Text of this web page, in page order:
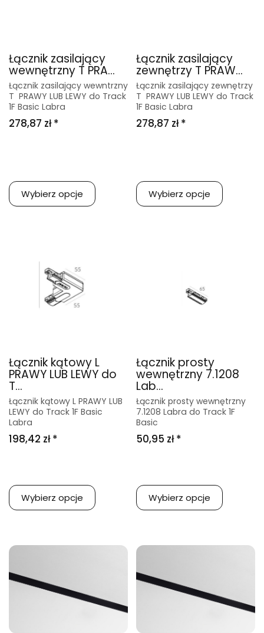
Łącznik zasilający
wewnętrzny T PRA...
Łącznik zasilający wewntrzny
T PRAWY LUB LEWY do Track
1F Basic Labra
278,87 zł *
Wybierz opcje
Łącznik zasilający
zewnętrzy T PRAW...
Łącznik zasilający zewnętrzy
T PRAWY LUB LEWY do Track
1F Basic Labra
278,87 zł *
Wybierz opcje
Łącznik kątowy L
PRAWY LUB LEWY do
T...
Łącznik kątowy L PRAWY LUB
LEWY do Track 1F Basic
Labra
198,42 zł *
Wybierz opcje
Łącznik prosty
wewnętrzny 7.1208
Lab...
Łącznik prosty wewnętrzny
7.1208 Labra do Track 1F
Basic
50,95 zł *
Wybierz opcje